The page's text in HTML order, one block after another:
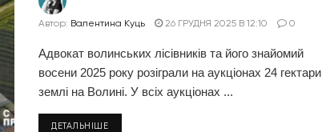
Автор: Валентина Куць 26 ГРУДНЯ 2025 В 12:10 0
Адвокат волинських лісівників та його знайомий
восени 2025 року розіграли на аукціонах 24 гектари
землі на Волині. У всіх аукціонах ...
ДЕТАЛЬНІШЕ